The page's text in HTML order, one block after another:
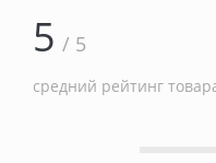
5 / 5
средний рейтинг